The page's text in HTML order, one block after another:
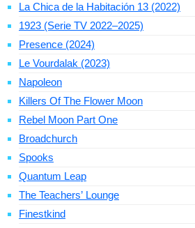
La Chica de la Habitación 13 (2022)
1923 (Serie TV 2022–2025)
Presence (2024)
Le Vourdalak (2023)
Napoleon
Killers Of The Flower Moon
Rebel Moon Part One
Broadchurch
Spooks
Quantum Leap
The Teachers’ Lounge
Finestkind